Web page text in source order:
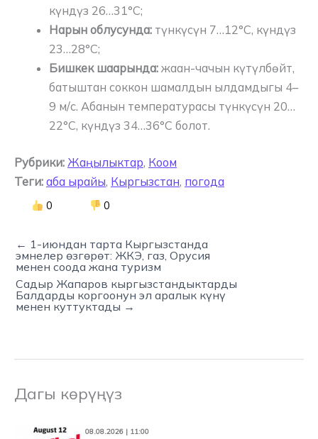
күндүз 26…31°C;
Нарын облусунда: түнкүсүн 7…12°C, күндүз
23…28°C;
Бишкек шаарында: жаан-чачын күтүлбөйт,
батыштан соккон шамалдын ылдамдыгы 4–
9 м/с. Абанын температурасы түнкүсүн 20…
22°C, күндүз 34…36°C болот.
Рубрики: Жаңылыктар, Коом
Теги: аба ырайы, Кыргызстан, погода
0 0
← 1-июндан тарта Кыргызстанда
эмнелер өзгөрөт: ЖКЭ, газ, Орусия
менен соода жана туризм
Садыр Жапаров кыргызстандыктарды
Балдарды коргоонун эл аралык күнү
менен куттуктады →
Дагы көрүңүз
08.08.2026 | 11:00